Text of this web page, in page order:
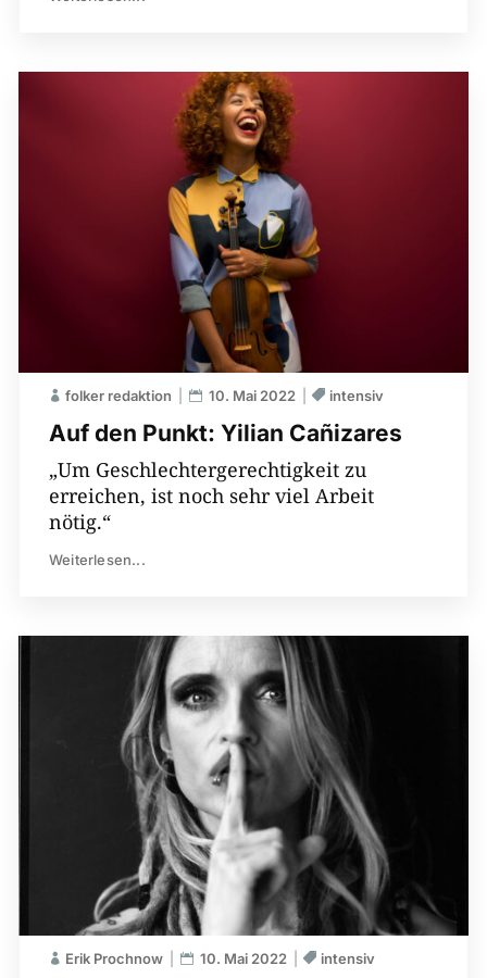
Auf den Punkt: Yilian Cañizares
folker redaktion 10. Mai 2022 intensiv
„Um Geschlechtergerechtigkeit zu
erreichen, ist noch sehr viel Arbeit
nötig.“
Weiterlesen...
Erik Prochnow 10. Mai 2022 intensiv